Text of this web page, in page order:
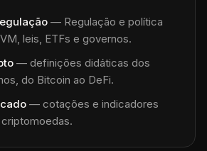
— Regulação e política
leis, ETFs e governos.
— definições didáticas dos
do Bitcoin ao DeFi.
— cotações e indicadores